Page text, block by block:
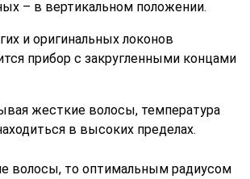
– в вертикальном положении.
и оригинальных локонов
прибор с закругленными концами
жесткие волосы, температура
в высоких пределах.
волосы, то оптимальным радиусом